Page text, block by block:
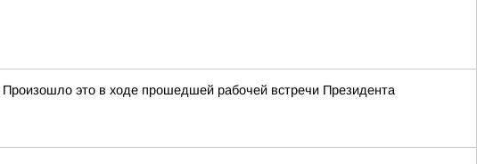
это в ходе прошедшей рабочей встречи Президента